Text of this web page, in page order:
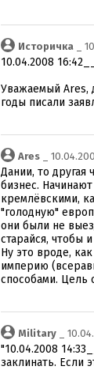
Историчка _
10.04.2008
Уважаемый Ares,
годы писали
Ares _
Дании, то
бизнес.
кремлёвскими,
"голодную"
они были не
старайся, чтобы
Ну это вроде,
империю
способами. Цель
Military _
"10.04.2008
заклинать. Если